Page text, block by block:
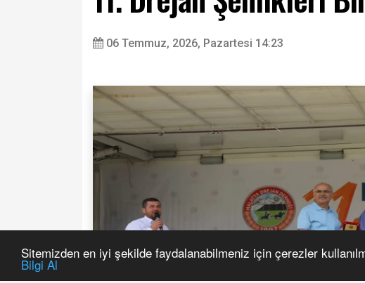
Sitemizden en iyi şekilde faydalanabilmeniz için çerezler
Bilgi Al
06 Temmuz, 2026, Pazartesi 14:23